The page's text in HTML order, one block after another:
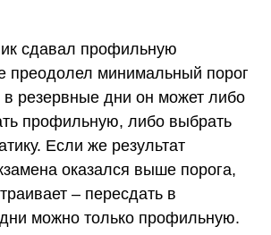
сдавал профильную
преодолел минимальный порог
в резервные дни он может либо
профильную, либо выбрать
Если же результат
оказался выше порога,
– пересдать в
можно только профильную.